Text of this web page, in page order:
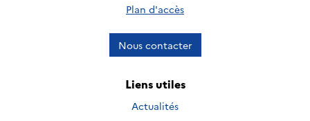
Plan d'accès
Nous contacter
Liens utiles
Actualités